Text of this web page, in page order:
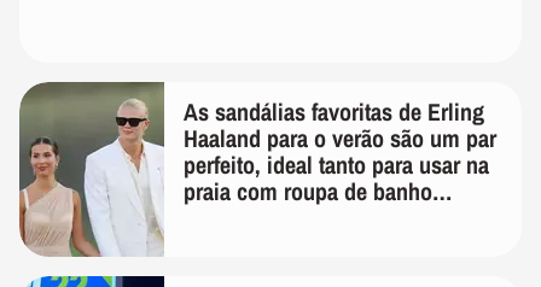
As sandálias favoritas de Erling
Haaland para o verão são um par
perfeito, ideal tanto para usar na
praia com roupa de banho